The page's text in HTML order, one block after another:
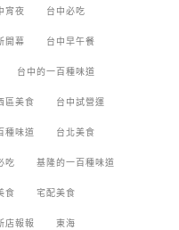
宵夜 台中必吃
開幕 台中早午餐
台中的一百種味道
區美食 台中試營運
種味道 台北美食
吃 基隆的一百種味道
食 宅配美食
店報報 東海